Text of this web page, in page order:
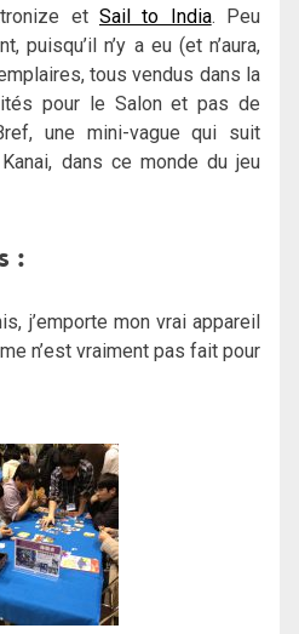
et Sail to India. Peu
puisqu’il n’y a eu (et n’aura,
tous vendus dans la
pour le Salon et pas de
une mini-vague qui suit
dans ce monde du jeu
:
j’emporte mon vrai appareil
n’est vraiment pas fait pour